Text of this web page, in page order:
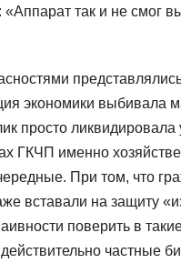
: «Аппарат так и не смог
экономики выбивала
просто
ГКЧП именно
При том, что
вставали на защиту
поверить в
частные